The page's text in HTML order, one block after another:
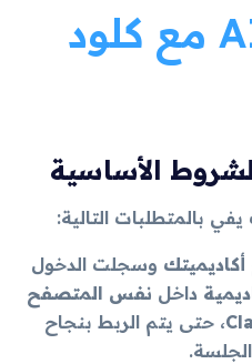
تكامل زامن AI مع كلود
بالمتطلبات التالية:
أكاديميتك وسجلت الدخول
داخل نفس المتصفح
، حتى يتم الربط بنجاح